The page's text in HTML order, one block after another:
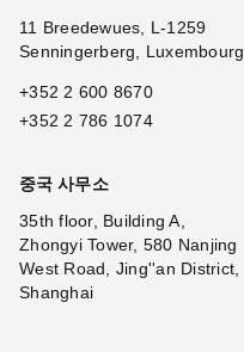
11 Breedewues, L-1259
Senningerberg, Luxembourg
+352 2 600 8670
+352 2 786 1074
중국 사무소
35th floor, Building A,
Zhongyi Tower, 580 Nanjing
West Road, Jing''an District,
Shanghai